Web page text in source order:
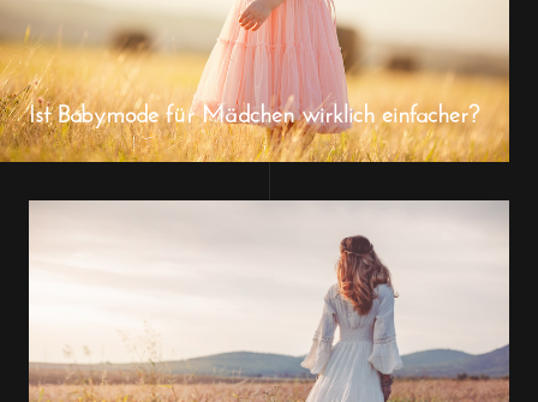
Ist Babymode für Mädchen wirklich einfacher?